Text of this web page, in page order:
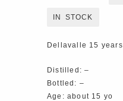
IN STOCK
Dellavalle 15 years
Distilled: –
Bottled: –
Age: about 15 yo